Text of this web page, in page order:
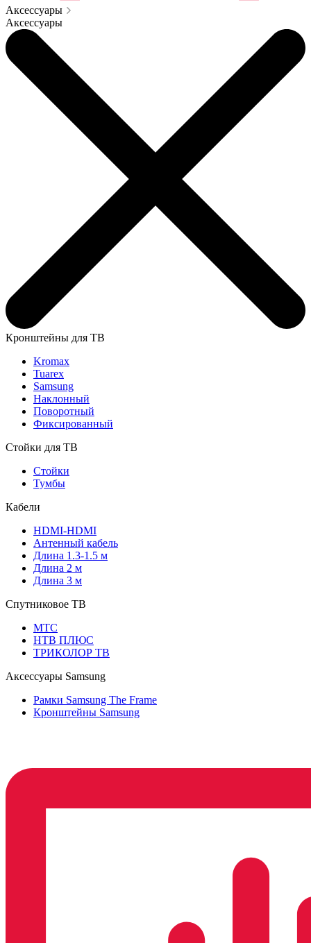
Аксессуары
Аксессуары
Кронштейны для ТВ
Kromax
Tuarex
Samsung
Наклонный
Поворотный
Фиксированный
Стойки для ТВ
Стойки
Тумбы
Кабели
HDMI-HDMI
Антенный кабель
Длина 1.3-1.5 м
Длина 2 м
Длина 3 м
Спутниковое ТВ
МТС
НТВ ПЛЮС
ТРИКОЛОР ТВ
Аксессуары Samsung
Рамки Samsung The Frame
Кронштейны Samsung